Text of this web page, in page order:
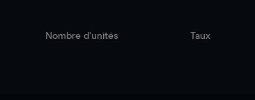
Nombre d’unités Taux